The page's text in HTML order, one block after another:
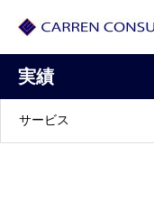
実績
サービス